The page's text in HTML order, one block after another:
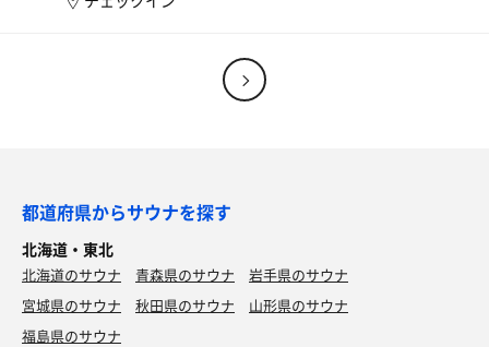
都道府県からサウナを探す
北海道・東北
北海道のサウナ 青森県のサウナ
岩手県のサウナ
宮城県のサウナ
秋田県のサウナ
山形県のサウナ
福島県のサウナ